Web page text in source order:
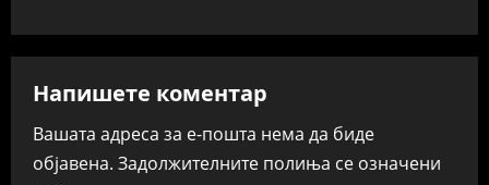
v
i
g
Напишете коментар
Вашата адреса за е-пошта нема да биде
објавена. Задолжителните полиња се означени